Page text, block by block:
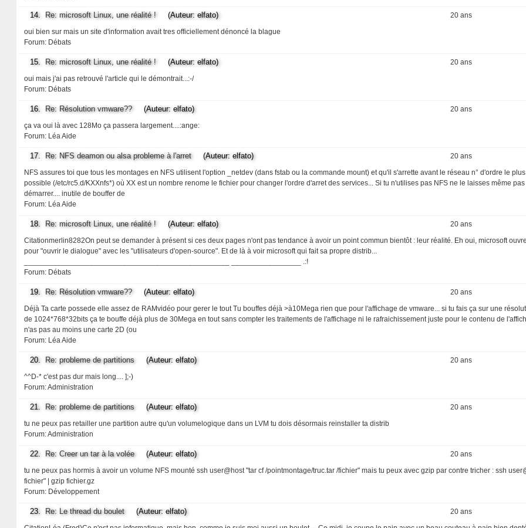
20 ans
14. Re: microsoft Linux, une réalité ! (Auteur: elfato)
oui bien sur mais un site d'information avait tres officiellement dénoncé la blague
Forum: Débats
20 ans
15. Re: microsoft Linux, une réalité ! (Auteur: elfato)
oui mais j'ai pas retrouvé l'article qui le démontrait...:-/
Forum: Débats
20 ans
16. Re: Résolution vmware??(Auteur: elfato)
ça va oui là avec 128Mo ça passera largement....:ange:
Forum: Léa Aide
20 ans
17. Re: NFS deamon ou alsa probleme à l'arret(Auteur: elfato)
NFS assures toi que tous les montages en NFS utilisent l'option _netdev (dans fstab ou la commande mount) et qu'il s'arrette avant le réseau n° d'ordre le
possible (/etc/rc5.d/KXXnfs*) où XX est un nombre renome le fichier pour changer l'ordre d'arret des services... Si tu n'utilises pas NFS ne le laisses même pas
démarrer.... inutile de bouffer de
Forum: Léa Aide
20 ans
18. Re: microsoft Linux, une réalité ! (Auteur: elfato)
Citationmerlin8282On peut se demander à présent si ces deux pages n'ont pas tendance à avoir un point commun bientôt : leur réalité. Eh oui, microsoft
pour "ouvrir le dialogue" avec les "utilisateurs d'open-source". Et de là à voir microsoft qui fait sa propre distrib...
__________________________________________________ _________________ .:!
Forum: Débats
20 ans
19. Re: Résolution vmware??(Auteur: elfato)
Déjà Ta carte possede elle assez de RAMvidéo pour gerer le tout Tu bouffes déjà >à10Mega rien que pour l'affichage de vmware... si tu fais ça sur une
de 1024*768*32bits ça te bouffe déjà plus de 30Mega en tout sans compter les traitements de l'affichage ni le rafraichissement juste pour le contenu de
n'as pas au moins une carte 2D (ou
Forum: Léa Aide
20 ans
20. Re: probleme de partitions(Auteur: elfato)
^^D-* c'est pas dur mais long.... ];-)
Forum:Administration
20 ans
21. Re: probleme de partitions(Auteur: elfato)
tu ne peux pas retailler une partition autre qu'un volumelogique dans un LVM tu dois désormais reinstaller ta distrib
Forum:Administration
20 ans
22. Re: Creer un tar à la volée(Auteur: elfato)
tu ne peux pas hormis à avoir un volume NFS mounté ssh user@host "tar cf /pointmontage/truc.tar /fichier" mais tu peux avec gzip par contre tricher : ssh
fichier" | gzip fichier.gz
Forum: Développement
20 ans
23. Re: Le thread du boulet(Auteur: elfato)